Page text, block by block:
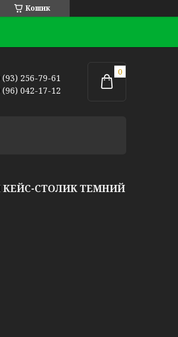
Кошик
(93) 256-79-61
(96) 042-17-12
КЕЙС-СТОЛИК ТЕМНИЙ